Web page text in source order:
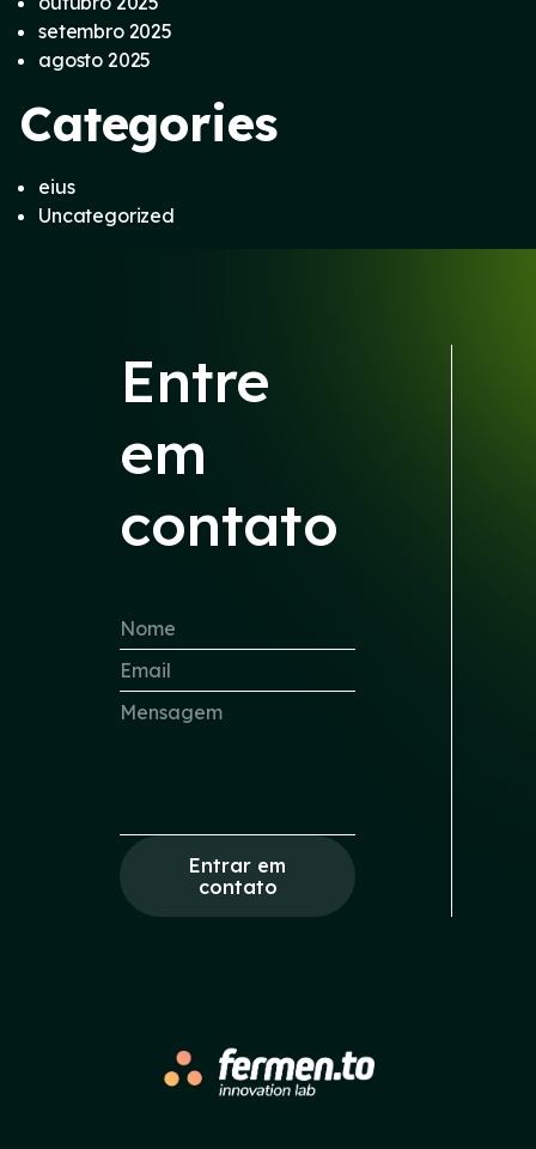
setembro 2025
agosto 2025
Categories
eius
Uncategorized
Entre
em
contato
Entrar em
contato